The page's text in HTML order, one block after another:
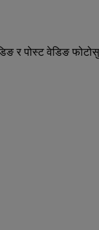
र पोस्ट वेडिङ